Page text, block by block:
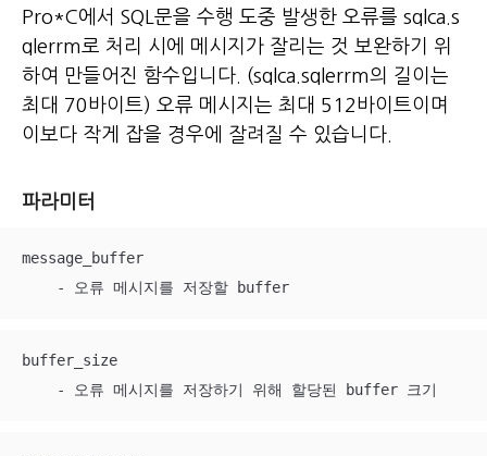
Pro*C에서 SQL문을 수행 도중 발생한 오류를 sqlca.s
qlerrm로 처리 시에 메시지가 잘리는 것 보완하기 위
하여 만들어진 함수입니다. (sqlca.sqlerrm의 길이는
최대 70바이트) 오류 메시지는 최대 512바이트이며
이보다 작게 잡을 경우에 잘려질 수 있습니다.
파라미터
message_buffer
    - 오류 메시지를 저장할 buffer
buffer_size
    - 오류 메시지를 저장하기 위해 할당된 buffer 크기